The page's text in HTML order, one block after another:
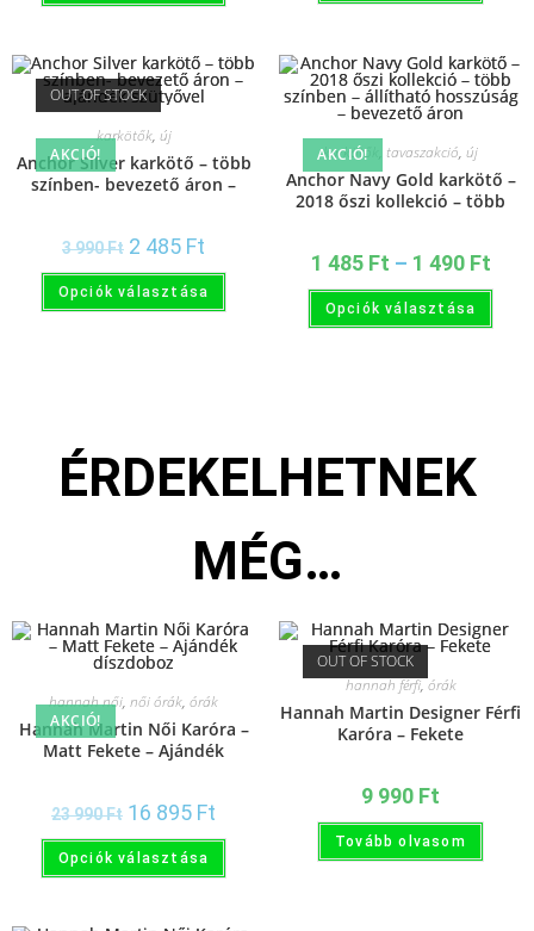
OUT OF STOCK
AKCIÓ!
karkötők, új
Anchor Silver karkötő – több
színben- bevezető áron –
3 990Ft 2 485 Ft
Opciók választása
AKCIÓ!
karkötők tavaszakció, új
Anchor Navy Gold karkötő –
2018 őszi kollekció – több
1 485 Ft – 1 490 Ft
Opciók választása
ÉRDEKELHETNEK
MÉG…
AKCIÓ!
hannah női, női órák, órák
Hannah Martin Női Karóra –
Matt Fekete – Ajándék
23 990Ft 16 895 Ft
Opciók választása
OUT OF STOCK
hannah férfi,órák
Hannah Martin Designer Férfi
Karóra – Fekete
9 990 Ft
Tovább olvasom